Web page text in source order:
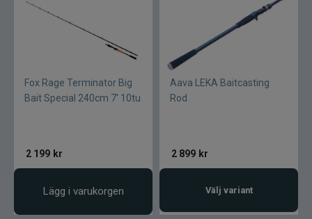
Fox Rage Terminator Big
Bait Special 240cm 7' 10tu
2 199 kr
Lägg i varukorgen
Aava LEKA Baitcasting
Rod
2 899 kr
Välj variant